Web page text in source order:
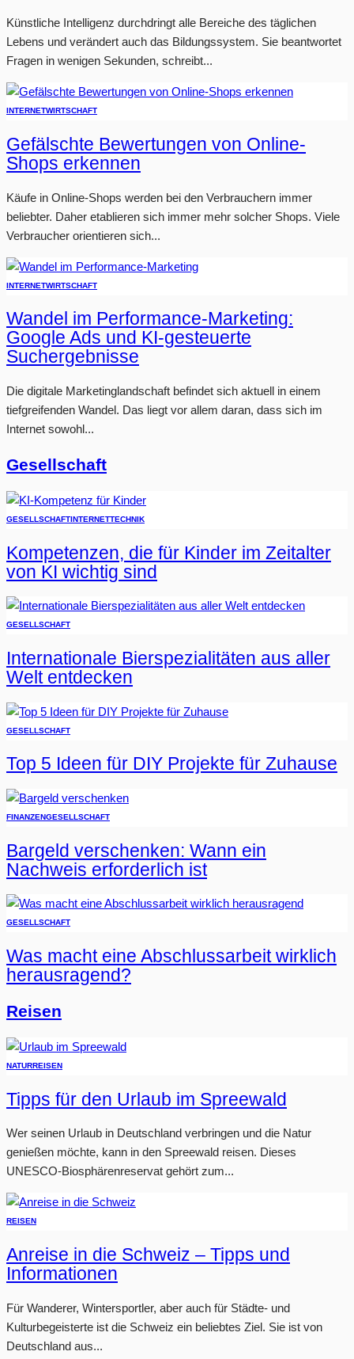
Künstliche Intelligenz durchdringt alle Bereiche des täglichen
Lebens und verändert auch das Bildungssystem. Sie beantwortet
Fragen in wenigen Sekunden, schreibt...
INTERNETWIRTSCHAFT
Gefälschte Bewertungen von Online-
Shops erkennen
Käufe in Online-Shops werden bei den Verbrauchern immer
beliebter. Daher etablieren sich immer mehr solcher Shops. Viele
Verbraucher orientieren sich...
INTERNETWIRTSCHAFT
Wandel im Performance-Marketing:
Google Ads und KI-gesteuerte
Suchergebnisse
Die digitale Marketinglandschaft befindet sich aktuell in einem
tiefgreifenden Wandel. Das liegt vor allem daran, dass sich im
Internet sowohl...
Gesellschaft
GESELLSCHAFTINTERNETTECHNIK
Kompetenzen, die für Kinder im Zeitalter
von KI wichtig sind
GESELLSCHAFT
Internationale Bierspezialitäten aus aller
Welt entdecken
GESELLSCHAFT
Top 5 Ideen für DIY Projekte für Zuhause
FINANZENGESELLSCHAFT
Bargeld verschenken: Wann ein
Nachweis erforderlich ist
GESELLSCHAFT
Was macht eine Abschlussarbeit wirklich
herausragend?
Reisen
NATURREISEN
Tipps für den Urlaub im Spreewald
Wer seinen Urlaub in Deutschland verbringen und die Natur
genießen möchte, kann in den Spreewald reisen. Dieses
UNESCO-Biosphärenreservat gehört zum...
REISEN
Anreise in die Schweiz – Tipps und
Informationen
Für Wanderer, Wintersportler, aber auch für Städte- und
Kulturbegeisterte ist die Schweiz ein beliebtes Ziel. Sie ist von
Deutschland aus...